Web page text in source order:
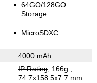
64GO/128GO
Storage
MicroSDXC
4000 mAh
IP Rating, 166g
74.7x158.5x7.7 mm